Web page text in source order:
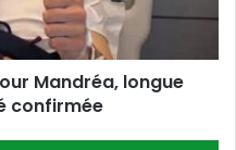
Mandréa, longue
confirmée